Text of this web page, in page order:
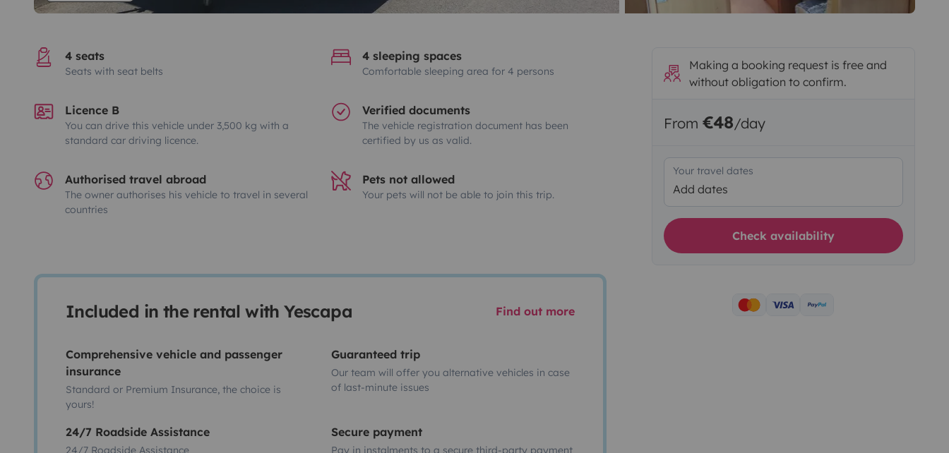
4 seats
Seats with seat belts
4 sleeping spaces
Comfortable sleeping area for 4 persons
Licence B
You can drive this vehicle under 3,500 kg with a
standard car driving licence.
Verified documents
The vehicle registration document has been
certified by us as valid.
Authorised travel abroad
The owner authorises his vehicle to travel in several
countries
Pets not allowed
Your pets will not be able to join this trip.
Included in the rental with Yescapa Find out more
Comprehensive vehicle and passenger
insurance
Standard or Premium Insurance, the choice is
yours!
Guaranteed trip
Our team will offer you alternative vehicles in case
of last-minute issues
24/7 Roadside Assistance
24/7 Roadside Assistance
Secure payment
Pay in instalments to a secure third-party payment
Making a booking request is free and
without obligation to confirm.
From €48/day
Your travel dates
Add dates
Check availability